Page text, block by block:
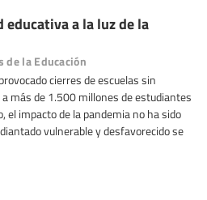
a la luz de la
de la Educación
cierres de escuelas sin
más de 1.500 millones de estudiantes
el impacto de la pandemia no ha sido
vulnerable y desfavorecido se